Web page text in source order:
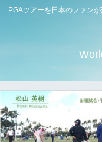
PGAツアーを日本のファン